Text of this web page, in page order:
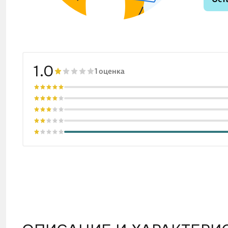
1.0 1 оценка